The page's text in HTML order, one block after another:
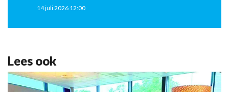
14 juli 2026 12:00
Lees ook